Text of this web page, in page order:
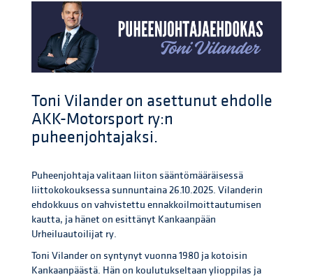
Toni Vilander on asettunut ehdolle
AKK-Motorsport ry:n
puheenjohtajaksi.
Puheenjohtaja valitaan liiton sääntömääräisessä
liittokokouksessa sunnuntaina 26.10.2025. Vilanderin
ehdokkuus on vahvistettu ennakkoilmoittautumisen
kautta, ja hänet on esittänyt Kankaanpään
Urheiluautoilijat ry.
Toni Vilander on syntynyt vuonna 1980 ja kotoisin
Kankaanpäästä. Hän on koulutukseltaan ylioppilas ja